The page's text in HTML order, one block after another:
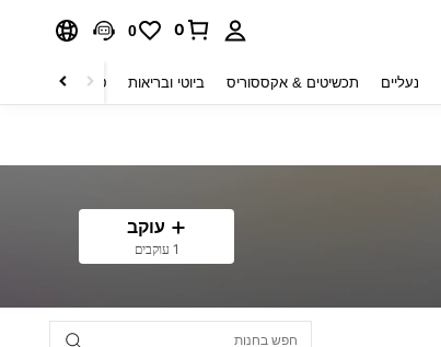
0
0
נעליים תכשיטים & אקססוריס ביוטי ובריאות טקסטיל לבית
עוקב
1 עוקבים